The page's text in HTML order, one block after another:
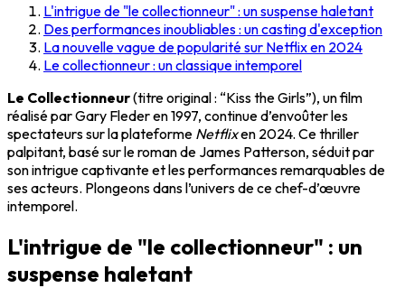
L'intrigue de "le collectionneur" : un suspense haletant
Des performances inoubliables : un casting d'exception
La nouvelle vague de popularité sur Netflix en 2024
Le collectionneur : un classique intemporel
Le Collectionneur(titre original : “Kiss the Girls”), un film
réalisé par Gary Fleder en 1997, continue d’envoûter les
spectateurs sur la plateforme Netflixen 2024. Ce thriller
palpitant, basé sur le roman de James Patterson, séduit par
son intrigue captivante et les performances remarquables de
ses acteurs. Plongeons dans l’univers de ce chef-d’œuvre
intemporel.
L'intrigue de "le collectionneur" : un
suspense haletant